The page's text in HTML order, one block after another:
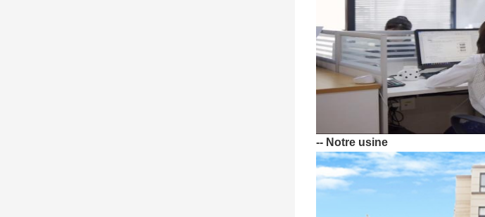
-- Notre usine